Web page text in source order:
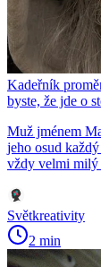
Kadeřník
byste, že jde o
Muž jménem
jeho osud
vždy velmi milý
Světkreativity
2 min